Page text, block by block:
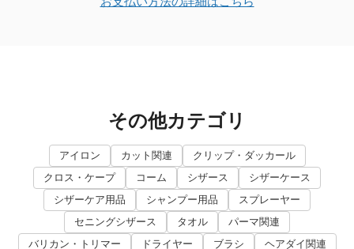
その他カテゴリ
アイロン カット関連
クリップ・ダッカール
クロス・ケープ
コーム シザース
シザーケース
シザーケア用品
シャンプー用品
スプレーヤー
セニングシザース
タオル
パーマ関連
バリカン・トリマー
ドライヤー ブラシ
ヘアダイ関連